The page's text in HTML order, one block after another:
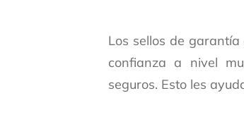
Los sellos de
confianza a nivel
seguros. Esto les